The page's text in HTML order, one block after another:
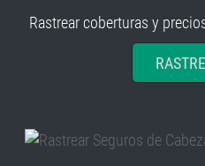
Rastrear coberturas y